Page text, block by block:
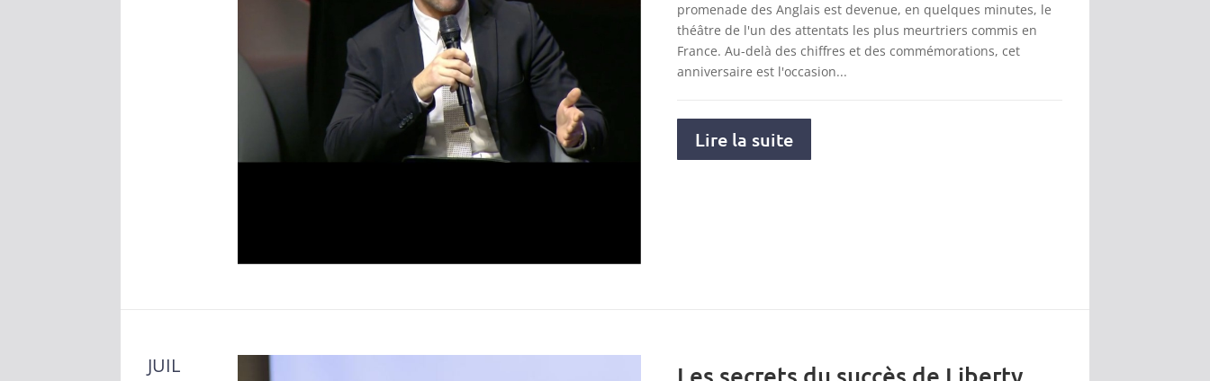
promenade des Anglais est devenue, en quelques minutes, le
théâtre de l'un des attentats les plus meurtriers commis en
France. Au-delà des chiffres et des commémorations, cet
anniversaire est l'occasion...
Lire la suite
JUIL Les secrets du succès de Liberty